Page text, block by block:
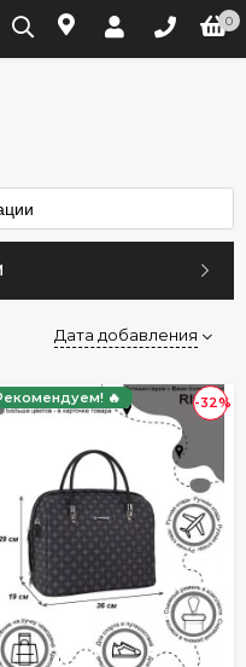
0
Дата добавления
-32%
🔥